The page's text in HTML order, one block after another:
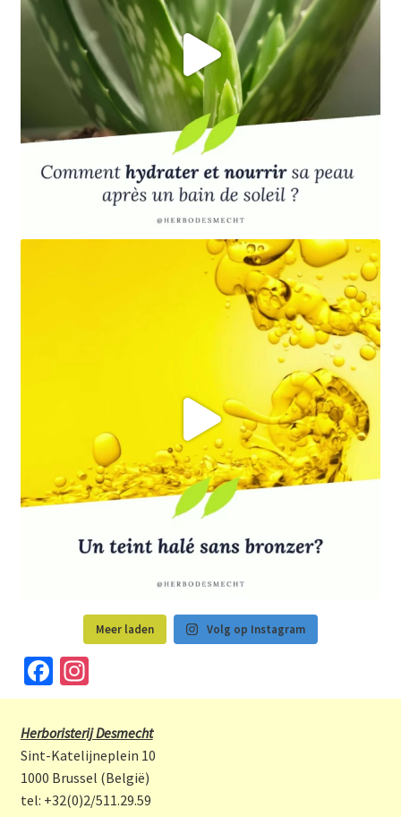
Meer laden Volg op Instagram
Fa
ce
b
o
o
In
st
a
gr
a
Herboristerij Desmecht
Sint-Katelijneplein 10
1000 Brussel (België)
tel: +32(0)2/511.29.59